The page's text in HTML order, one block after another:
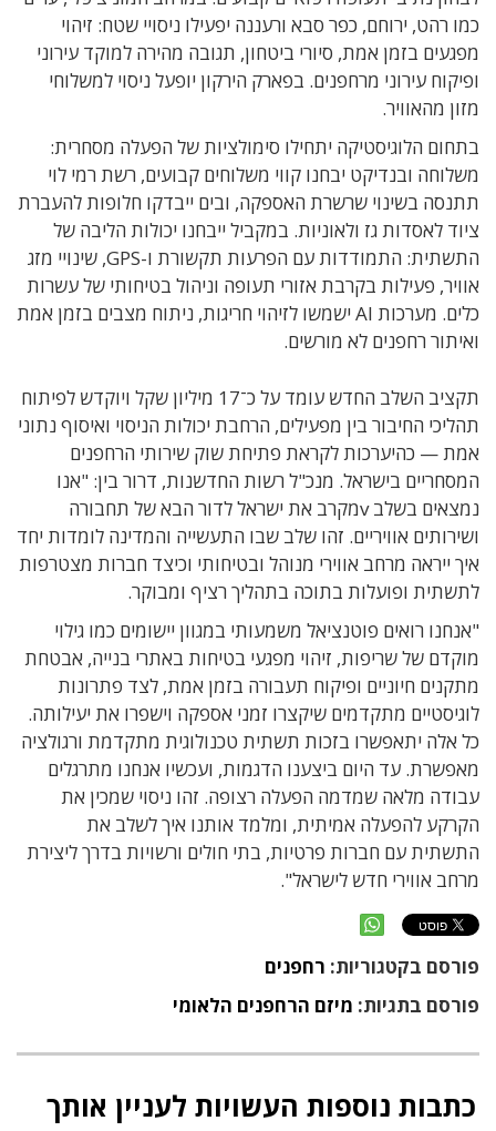
כמו רהט, ירוחם, כפר סבא ורעננה יפעילו ניסויי שטח: זיהוי
מפגעים בזמן אמת, סיורי ביטחון, תגובה מהירה למוקד עירוני
ופיקוח עירוני מרחפנים. בפארק הירקון יופעל ניסוי למשלוחי
מזון מהאוויר.
בתחום הלוגיסטיקה יתחילו סימולציות של הפעלה מסחרית:
משלוחה ובנדיקט יבחנו קווי משלוחים קבועים, רשת רמי לוי
תתנסה בשינוי שרשרת האספקה, ובים ייבדקו חלופות להעברת
ציוד לאסדות גז ולאוניות. במקביל ייבחנו יכולות הליבה של
התשתית: התמודדות עם הפרעות תקשורת ו-GPS, שינויי מזג
אוויר, פעילות בקרבת אזורי תעופה וניהול בטיחותי של עשרות
כלים. מערכות AI ישמשו לזיהוי חריגות, ניתוח מצבים בזמן אמת
ואיתור רחפנים לא מורשים.
תקציב השלב החדש עומד על כ־17 מיליון שקל ויוקדש לפיתוח
תהליכי החיבור בין מפעילים, הרחבת יכולות הניסוי ואיסוף נתוני
אמת — כהיערכות לקראת פתיחת שוק שירותי הרחפנים
המסחריים בישראל. מנכ"ל רשות החדשנות, דרור בין: "אנו
נמצאים בשלב vמקרב את ישראל לדור הבא של תחבורה
ושירותים אוויריים. זהו שלב שבו התעשייה והמדינה לומדות יחד
איך ייראה מרחב אווירי מנוהל ובטיחותי וכיצד חברות מצטרפות
לתשתית ופועלות בתוכה בתהליך רציף ומבוקר.
"אנחנו רואים פוטנציאל משמעותי במגוון יישומים כמו גילוי
מוקדם של שריפות, זיהוי מפגעי בטיחות באתרי בנייה, אבטחת
מתקנים חיוניים ופיקוח תעבורה בזמן אמת, לצד פתרונות
לוגיסטיים מתקדמים שיקצרו זמני אספקה וישפרו את יעילותה.
כל אלה יתאפשרו בזכות תשתית טכנולוגית מתקדמת ורגולציה
מאפשרת. עד היום ביצענו הדגמות, ועכשיו אנחנו מתרגלים
עבודה מלאה שמדמה הפעלה רצופה. זהו ניסוי שמכין את
הקרקע להפעלה אמיתית, ומלמד אותנו איך לשלב את
התשתית עם חברות פרטיות, בתי חולים ורשויות בדרך ליצירת
מרחב אווירי חדש לישראל".
פורסם בקטגוריות: רחפנים
פורסם בתגיות: מיזם הרחפנים הלאומי
כתבות נוספות העשויות לעניין אותך